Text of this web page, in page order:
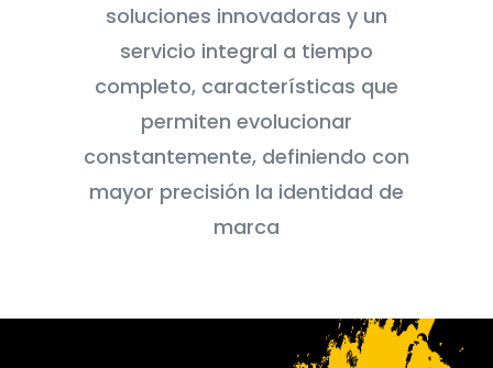
soluciones innovadoras y un
servicio integral a tiempo
completo, características que
permiten evolucionar
constantemente, definiendo con
mayor precisión la identidad de
marca